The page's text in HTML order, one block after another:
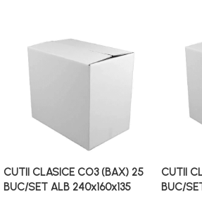
CUTII CLASICE CO3 (BAX) 25
BUC/SET ALB 240x160x135
CUTII
BUC/